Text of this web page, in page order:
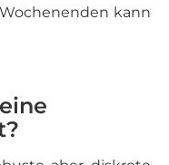
kann